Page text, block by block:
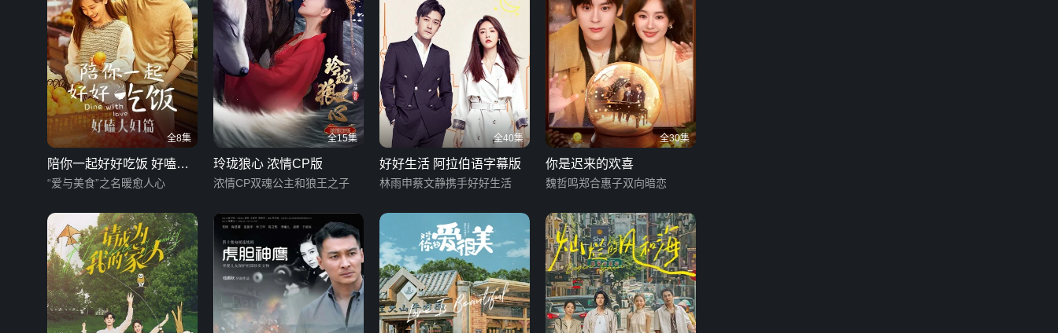
全8集
陪你一起好好吃饭 好嗑夫
妇篇
“爱与美食”之名暖愈人心
全15集
玲珑狼心 浓情CP版
浓情CP双魂公主和狼王之子
全40集
好好生活 阿拉伯语字幕版
林雨申蔡文静携手好好生活
全30集
你是迟来的欢喜
魏哲鸣郑合惠子双向暗恋